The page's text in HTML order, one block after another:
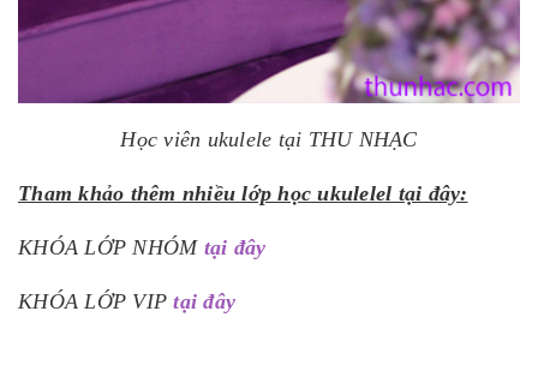
Học viên ukulele tại THU NHẠC
Tham khảo thêm nhiều lớp học ukulelel tại đây:
KHÓA LỚP NHÓM tại đây
KHÓA LỚP VIP tại đây